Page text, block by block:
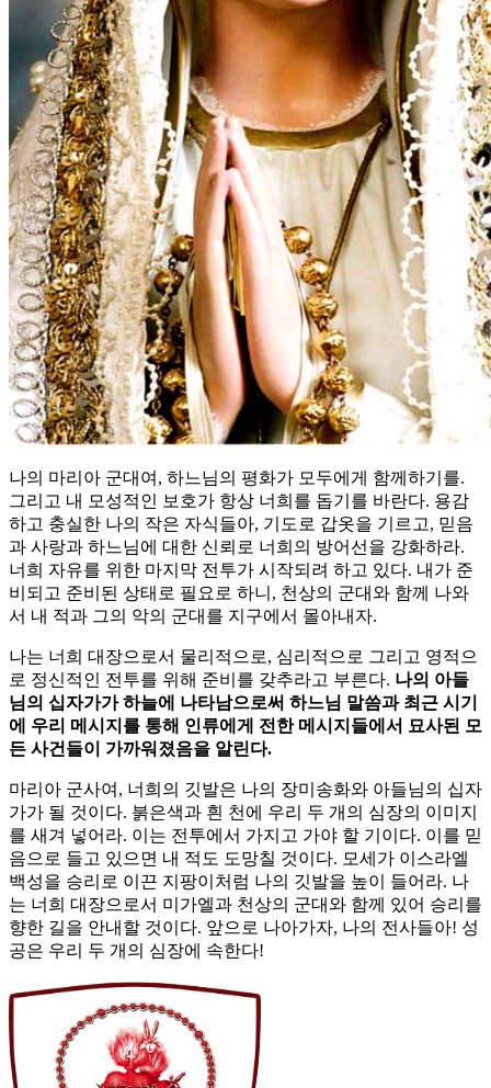
나의 마리아 군대여, 하느님의 평화가 모두에게 함께하기를.
그리고 내 모성적인 보호가 항상 너희를 돕기를 바란다. 용감
하고 충실한 나의 작은 자식들아, 기도로 갑옷을 기르고, 믿음
과 사랑과 하느님에 대한 신뢰로 너희의 방어선을 강화하라.
너희 자유를 위한 마지막 전투가 시작되려 하고 있다. 내가 준
비되고 준비된 상태로 필요로 하니, 천상의 군대와 함께 나와
서 내 적과 그의 악의 군대를 지구에서 몰아내자.
나는 너희 대장으로서 물리적으로, 심리적으로 그리고 영적으
로 정신적인 전투를 위해 준비를 갖추라고 부른다. 나의 아들
님의 십자가가 하늘에 나타남으로써 하느님 말씀과 최근 시기
에 우리 메시지를 통해 인류에게 전한 메시지들에서 묘사된 모
든 사건들이 가까워졌음을 알린다.
마리아 군사여, 너희의 깃발은 나의 장미송화와 아들님의 십자
가가 될 것이다. 붉은색과 흰 천에 우리 두 개의 심장의 이미지
를 새겨 넣어라. 이는 전투에서 가지고 가야 할 기이다. 이를 믿
음으로 들고 있으면 내 적도 도망칠 것이다. 모세가 이스라엘
백성을 승리로 이끈 지팡이처럼 나의 깃발을 높이 들어라. 나
는 너희 대장으로서 미가엘과 천상의 군대와 함께 있어 승리를
향한 길을 안내할 것이다. 앞으로 나아가자, 나의 전사들아! 성
공은 우리 두 개의 심장에 속한다!